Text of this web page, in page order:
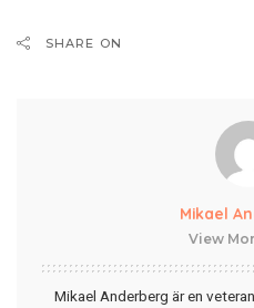
SHARE ON
Mikael
View
Mikael Anderberg är en